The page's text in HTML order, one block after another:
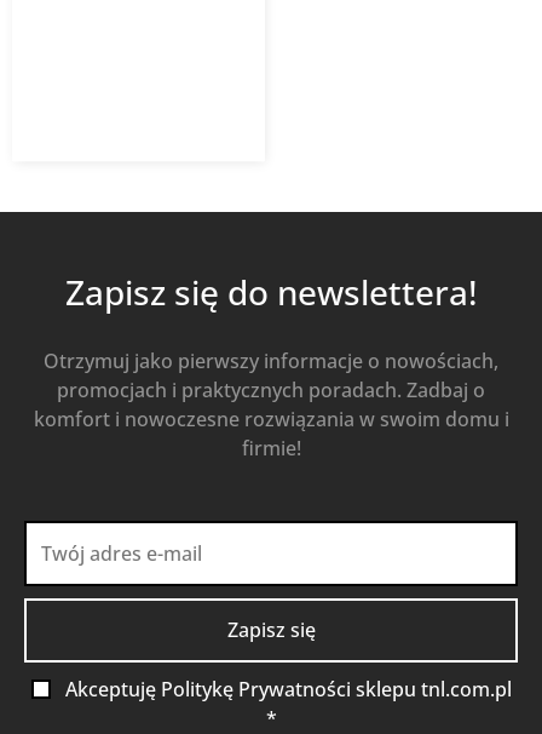
Zapisz się do newslettera!
Otrzymuj jako pierwszy informacje o nowościach,
promocjach i praktycznych poradach. Zadbaj o
komfort i nowoczesne rozwiązania w swoim domu i
firmie!
Akceptuję Politykę Prywatności sklepu tnl.com.pl
*